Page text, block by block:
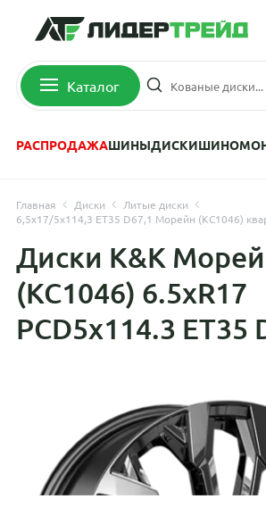
Каталог
РАСПРОДАЖАШИНЫДИСКИ
Главная Диски
Литые диски
6,5x17/5x114,3 ET35 D67,1 Морейн (КС1046)
Диски K&K
(КС1046) 6.5xR17
PCD5x114.3 ET35